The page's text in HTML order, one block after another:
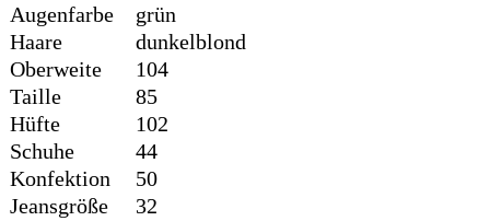
Augenfarbe
grün
Haare
dunkelblond
Oberweite
104
Taille
85
Hüfte
102
Schuhe
44
Konfektion
50
Jeansgröße
32